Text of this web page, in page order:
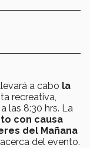
llevará a cabo la
recreativa,
las 8:30 hrs. La
con causa
del Mañana
del evento.